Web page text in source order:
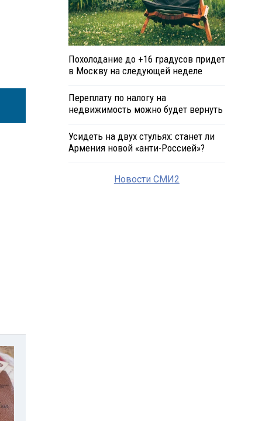
Похолодание до +16 градусов придет
в Москву на следующей неделе
Переплату по налогу на
недвижимость можно будет вернуть
Усидеть на двух стульях: станет ли
Армения новой «анти-Россией»?
Новости СМИ2